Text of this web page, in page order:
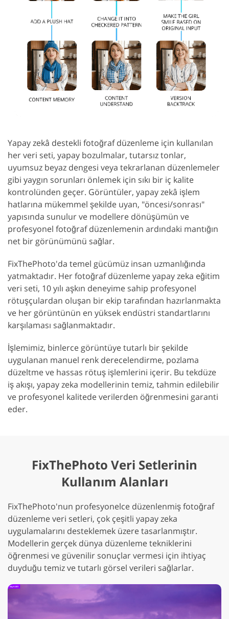
Yapay zekâ destekli fotoğraf düzenleme için kullanılan
her veri seti, yapay bozulmalar, tutarsız tonlar,
uyumsuz beyaz dengesi veya tekrarlanan düzenlemeler
gibi yaygın sorunları önlemek için sıkı bir iç kalite
kontrolünden geçer. Görüntüler, yapay zekâ işlem
hatlarına mükemmel şekilde uyan, "öncesi/sonrası"
yapısında sunulur ve modellere dönüşümün ve
profesyonel fotoğraf düzenlemenin ardındaki mantığın
net bir görünümünü sağlar.
FixThePhoto'da temel gücümüz insan uzmanlığında
yatmaktadır. Her fotoğraf düzenleme yapay zeka eğitim
veri seti, 10 yılı aşkın deneyime sahip profesyonel
rötuşçulardan oluşan bir ekip tarafından hazırlanmakta
ve her görüntünün en yüksek endüstri standartlarını
karşılaması sağlanmaktadır.
İşlemimiz, binlerce görüntüye tutarlı bir şekilde
uygulanan manuel renk derecelendirme, pozlama
düzeltme ve hassas rötuş işlemlerini içerir. Bu tekdüze
iş akışı, yapay zeka modellerinin temiz, tahmin edilebilir
ve profesyonel kalitede verilerden öğrenmesini garanti
eder.
FixThePhoto Veri Setlerinin
Kullanım Alanları
FixThePhoto'nun profesyonelce düzenlenmiş fotoğraf
düzenleme veri setleri, çok çeşitli yapay zeka
uygulamalarını desteklemek üzere tasarlanmıştır.
Modellerin gerçek dünya düzenleme tekniklerini
öğrenmesi ve güvenilir sonuçlar vermesi için ihtiyaç
duyduğu temiz ve tutarlı görsel verileri sağlarlar.